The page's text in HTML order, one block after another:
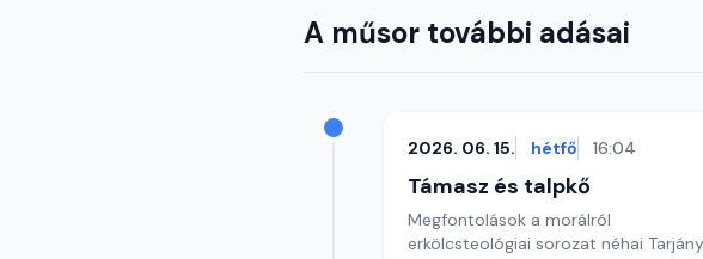
A műsor további adásai
2026. 06. 15. hétfő 16:04
Támasz és talpkő
Megfontolások a morálról
erkölcsteológiai sorozat néhai